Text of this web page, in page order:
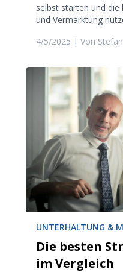
selbst starten und
und Vermarktung
4/5/2025 | Von
UNTERHALTUNG &
Die besten
im Vergleich